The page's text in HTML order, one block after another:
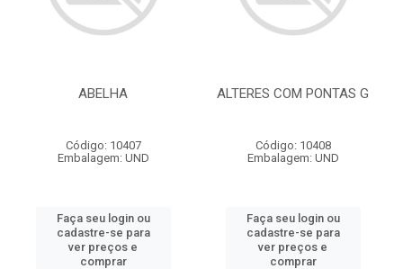
ABELHA
Código: 10407
Embalagem: UND
Faça seu login ou
cadastre-se para
ver preços e
comprar
ALTERES COM PONTAS G
Código: 10408
Embalagem: UND
Faça seu login ou
cadastre-se para
ver preços e
comprar